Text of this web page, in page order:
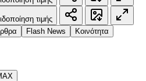
τιμής
Flash News Κοινότητα